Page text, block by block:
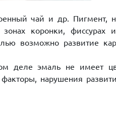
чай и др. Пигмент,
коронки, фиссурах
возможно развитие
деле эмаль не имеет
нарушения